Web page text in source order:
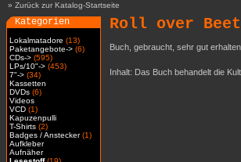
» Zurück zur Katalog-Startseite
Kategorien
Lokalmatadore (13)
Paketangebote-> (6)
CDs-> (595)
LPs/10"-> (453)
7"-> (34)
Kassetten
DVDs (6)
Videos
VCD (1)
Kapuzenpulli
T-Shirts (2)
Badges / Anstecker(1)
Aufkleber
Aufnäher
Roll over
Buch, gebraucht, sehr gut
Inhalt: Das Buch behandelt die